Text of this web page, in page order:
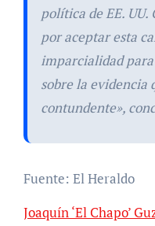
política de EE. UU.
por aceptar esta
imparcialidad
sobre la evidencia
contundente»,
Fuente: El Heraldo
Joaquín ‘El Chapo’